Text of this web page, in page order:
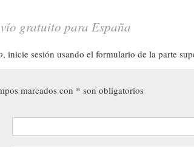
gratuito para España
, inicie sesión usando el formulario de la parte
marcados con * son obligatorios